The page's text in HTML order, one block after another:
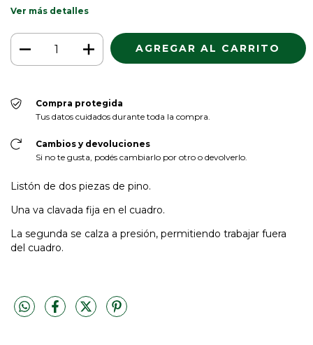
Ver más detalles
Compra protegida
Tus datos cuidados durante toda la compra.
Cambios y devoluciones
Si no te gusta, podés cambiarlo por otro o devolverlo.
Listón de dos piezas de pino.
Una va clavada fija en el cuadro.
La segunda se calza a presión, permitiendo trabajar fuera
del cuadro.